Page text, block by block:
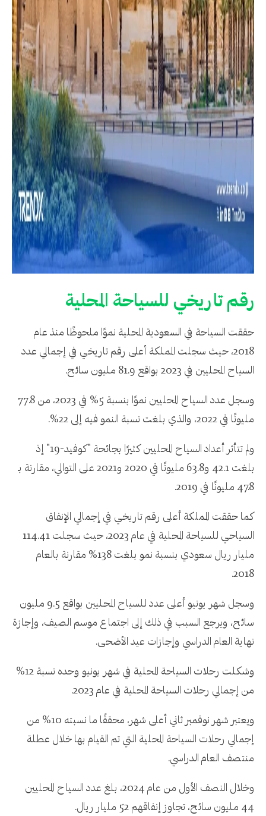
رقم تاريخي للسياحة المحلية
حققت السياحة في السعودية المحلية نموًا ملحوظًا منذ عام
2018، حيث سجلت المملكة أعلى رقم تاريخي في إجمالي عدد
السياح المحليين في 2023 بواقع 81.9 مليون سائح.
وسجل عدد السياح المحليين نموًا بنسبة 5% في 2023، من 77.8
مليونًا في 2022، والذي بلغت نسبة النمو فيه إلى 22%.
ولم تتأثر أعداد السياح المحليين كثيرًا بجائحة "كوفيد-19" إذ
بلغت 42.1 و63.8 مليونًا في 2020 و2021 على التوالي، مقارنة بـ
47.8 مليونًا في 2019.
كما حققت المملكة أعلى رقم تاريخي في إجمالي الإنفاق
السياحي للسياحة المحلية في عام 2023، حيث سجلت 114.41
مليار ريال سعودي بنسبة نمو بلغت 138% مقارنة بالعام
2018.
وسجل شهر يونيو أعلى عدد للسياح المحليين بواقع 9.5 مليون
سائح، ويرجع السبب في ذلك إلى اجتماع موسم الصيف، وإجازة
نهاية العام الدراسي وإجازات عيد الأضحى.
وشكلت رحلات السياحة المحلية في شهر يونيو وحده نسبة 12%
من إجمالي رحلات السياحة المحلية في عام 2023.
ويعتبر شهر نوفمبر ثاني أعلى شهر، محققًا ما نسبته 10% من
إجمالي رحلات السياحة المحلية التي تم القيام بها خلال عطلة
منتصف العام الدراسي.
وخلال النصف الأول من عام 2024، بلغ عدد السياح المحليين
44 مليون سائح، تجاوز إنفاقهم 52 مليار ريال.